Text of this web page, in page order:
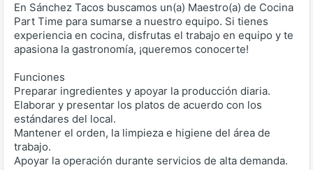
En Sánchez Tacos buscamos un(a) Maestro(a) de Cocina
Part Time para sumarse a nuestro equipo. Si tienes
experiencia en cocina, disfrutas el trabajo en equipo y te
apasiona la gastronomía, ¡queremos conocerte!
Funciones
Preparar ingredientes y apoyar la producción diaria.
Elaborar y presentar los platos de acuerdo con los
estándares del local.
Mantener el orden, la limpieza e higiene del área de
trabajo.
Apoyar la operación durante servicios de alta demanda.